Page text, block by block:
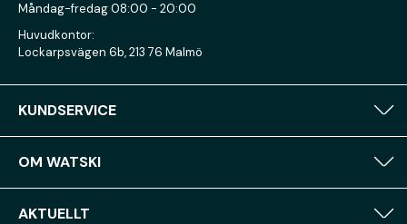
Måndag-fredag 08:00 - 20:00
Huvudkontor:
Lockarpsvägen 6b, 213 76 Malmö
KUNDSERVICE
OM WATSKI
AKTUELLT